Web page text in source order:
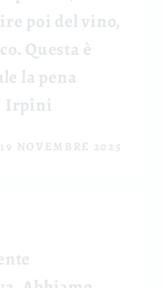
poi del vino,
Questa è
la pena
Irpini
19 NOVEMBRE 2025